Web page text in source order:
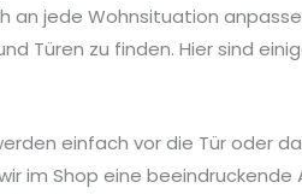
jede Wohnsituation
Türen zu finden. Hier sind
einfach vor die Tür oder
im Shop eine beeindruckende